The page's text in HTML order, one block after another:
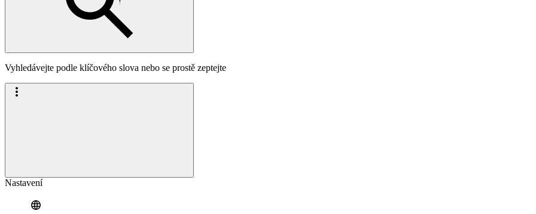
Vyhledávejte podle klíčového slova nebo se prostě zeptejte
Nastavení